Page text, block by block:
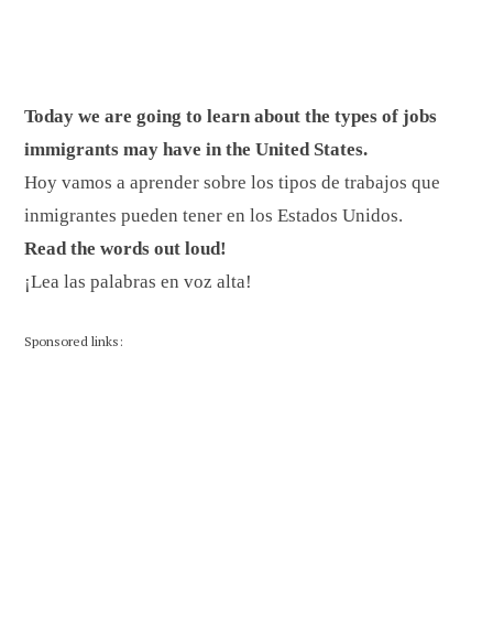
Today we are going to learn about the types of jobs
immigrants may have in the United States.
Hoy vamos a aprender sobre los tipos de trabajos que
inmigrantes pueden tener en los Estados Unidos.
Read the words out loud!
¡Lea las palabras en voz alta!
Sponsored links: